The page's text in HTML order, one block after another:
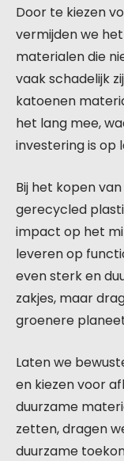
Door te kiezen
vermijden we
materialen die
vaak schadelijk
katoenen
het lang mee,
investering is op
Bij het kopen
gerecycled
impact op het
leveren op
even sterk en
zakjes, maar
groenere
Laten we
en kiezen voor
duurzame
zetten, dragen
duurzame